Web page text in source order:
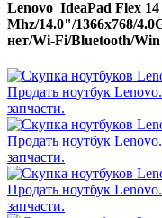
Lenovo IdeaPad Flex
Mhz/14.0"/1366x768/
нет/Wi-Fi/Bluetooth/Win